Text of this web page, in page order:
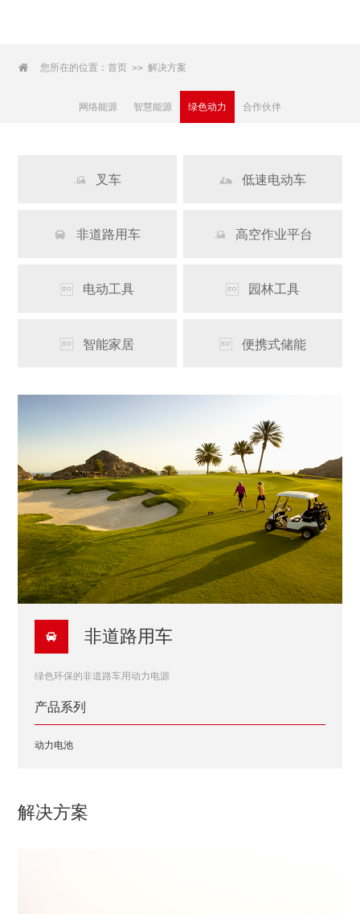
 您所在的位置：首页 >> 解决方案
网络能源 智慧能源 绿色动力 合作伙伴
 叉车  低速电动车
 非道路用车  高空作业平台
 电动工具  园林工具
 智能家居  便携式储能
 非道路用车
绿色环保的非道路车用动力电源
产品系列
动力电池
解决方案